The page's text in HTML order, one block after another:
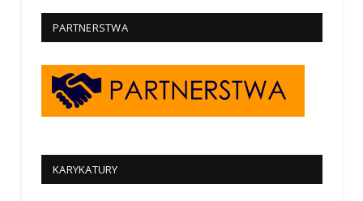
PARTNERSTWA
KARYKATURY